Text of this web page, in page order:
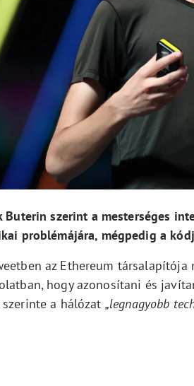
Buterin szerint a mesterséges
problémájára, mégpedig a
az Ethereum
hogy azonosítani és
a hálózat „legnagyobb